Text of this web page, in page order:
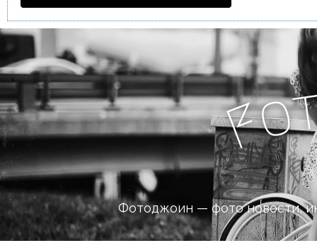
Fo
Фотоджоин — фото новости,